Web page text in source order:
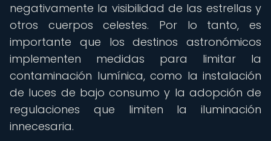
negativamente la visibilidad de las estrellas y
otros cuerpos celestes. Por lo tanto, es
importante que los destinos astronómicos
implementen medidas para limitar la
contaminación lumínica, como la instalación
de luces de bajo consumo y la adopción de
regulaciones que limiten la iluminación
innecesaria.